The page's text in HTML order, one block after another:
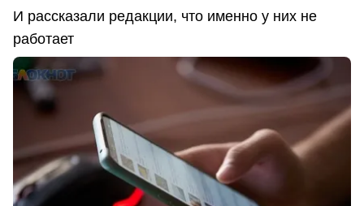
И рассказали редакции, что именно у них не
работает